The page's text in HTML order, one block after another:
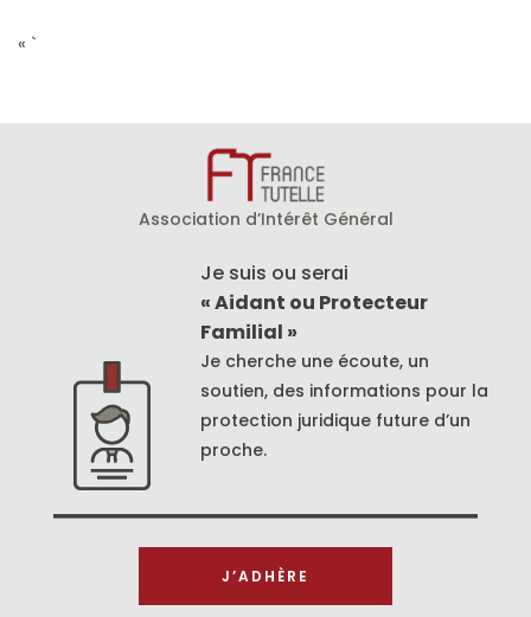
« `
Association d’Intérêt Général
Je suis ou serai
« Aidant ou Protecteur
Familial »
Je cherche une écoute, un
soutien, des informations pour la
protection juridique future d’un
proche.
J’ADHÈRE